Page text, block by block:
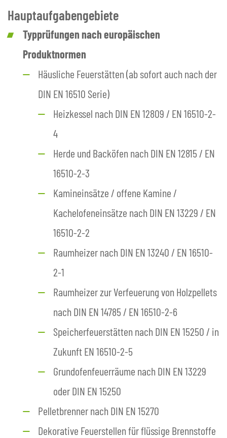
Hauptaufgabengebiete
Typprüfungen nach europäischen
Produktnormen
Häusliche Feuerstätten (ab sofort auch nach der
DIN EN 16510 Serie)
Heizkessel nach DIN EN 12809 / EN 16510-2-
4
Herde und Backöfen nach DIN EN 12815 / EN
16510-2-3
Kamineinsätze / offene Kamine /
Kachelofeneinsätze nach DIN EN 13229 / EN
16510-2-2
Raumheizer nach DIN EN 13240 / EN 16510-
2-1
Raumheizer zur Verfeuerung von Holzpellets
nach DIN EN 14785 / EN 16510-2-6
Speicherfeuerstätten nach DIN EN 15250 / in
Zukunft EN 16510-2-5
Grundofenfeuerräume nach DIN EN 13229
oder DIN EN 15250
Pelletbrenner nach DIN EN 15270
Dekorative Feuerstellen für flüssige Brennstoffe